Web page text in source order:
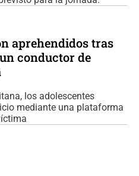
aprehendidos tras
conductor de
los adolescentes
mediante una plataforma